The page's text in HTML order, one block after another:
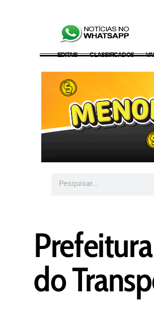
EDITAIS CLASSIFICADOS
do